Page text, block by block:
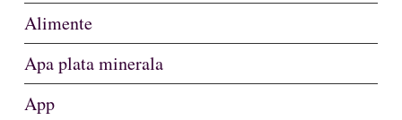
Alimente
Apa plata minerala
App